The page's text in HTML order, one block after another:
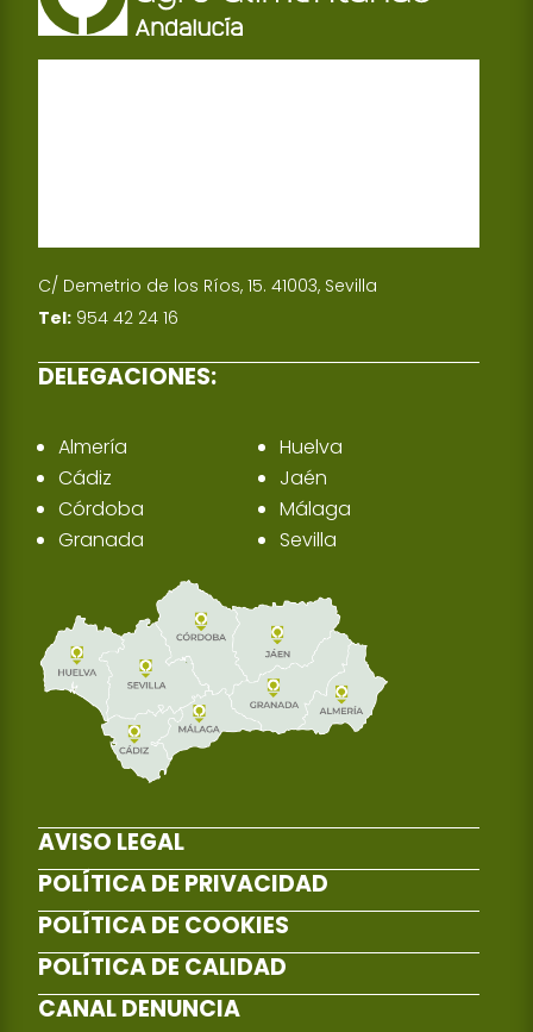
C/ Demetrio de los Ríos, 15. 41003, Sevilla
Tel: 954 42 24 16
DELEGACIONES:
Almería
Cádiz
Córdoba
Granada
Huelva
Jaén
Málaga
Sevilla
AVISO LEGAL
POLÍTICA DE PRIVACIDAD
POLÍTICA DE COOKIES
POLÍTICA DE CALIDAD
CANAL DENUNCIA